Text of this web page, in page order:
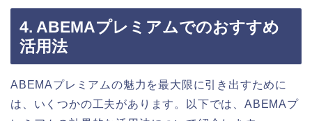
4. ABEMAプレミアムでのおすすめ
活用法
ABEMAプレミアムの魅力を最大限に引き出すために
は、いくつかの工夫があります。以下では、ABEMAプ